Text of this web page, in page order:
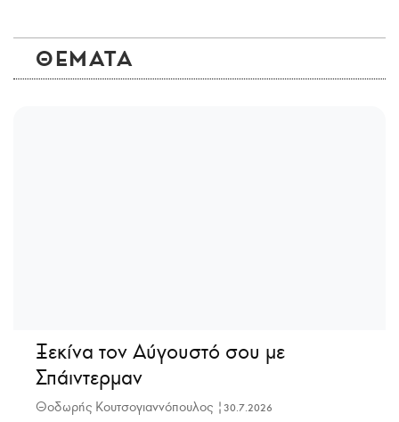
ΘΕΜΑΤΑ
Ξεκίνα τον Αύγουστό σου με
Σπάιντερμαν
Θοδωρής Κουτσογιαννόπουλος | 30.7.2026